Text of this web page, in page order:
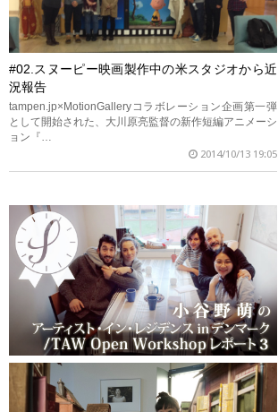
#02.スヌーピー映画製作中の米スタジオから近
況報告
tampen.jp×MotionGalleryコラボレーション企画第一弾
として開始された、大川原亮監督の新作短編アニメーシ
ョン『…
2014/10/13 19:05